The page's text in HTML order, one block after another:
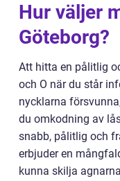
Hur väljer
Göteborg?
Att hitta en pålitlig
och O när du står
nycklarna
du omkodning av
snabb, pålitlig och
erbjuder en
kunna skilja